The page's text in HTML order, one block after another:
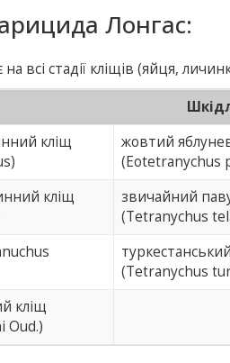
Лонгас:
всі стадії кліщів (яйця,
кліщ
жовтий
(Eotetranychus
кліщ
звичайний
(Tetranychus
(Tetranychus
кліщ
Oud.)